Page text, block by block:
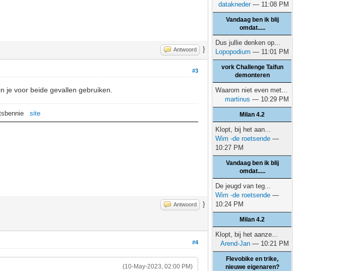
Antwoord }
#3
je voor beide gevallen gebruiken.
site
Antwoord }
#4
(10-May-2023, 02:00 PM)
datakneder— 11:08 PM
Vandaag ben ik blij
omdat.....
Dus jullie denken op...
Lopopodium — 11:01 PM
vork Challenge Taifun
demonteren
Waarom niet even met...
martinus — 10:29 PM
Milan 4.2
Klopt, bij het aan...
Wim -de roetsende —
10:27 PM
Vandaag ben ik blij
omdat.....
De jeugd van teg...
Wim -de roetsende —
10:24 PM
Milan 4.2
Klopt, bij het aanze...
Arend-Jan — 10:21 PM
Flevobike en trike,
nieuwe eigenaren?